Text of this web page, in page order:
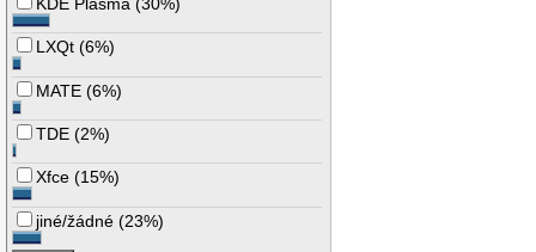
LXQt (6%)
MATE (6%)
TDE (2%)
Xfce (15%)
jiné/žádné (23%)